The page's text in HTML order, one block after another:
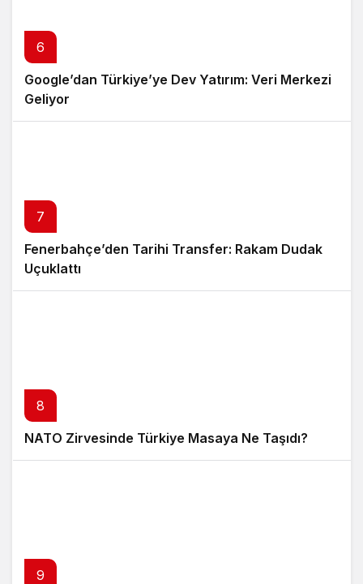
6
Google’dan Türkiye’ye Dev Yatırım: Veri Merkezi
Geliyor
7
Fenerbahçe’den Tarihi Transfer: Rakam Dudak
Uçuklattı
8
NATO Zirvesinde Türkiye Masaya Ne Taşıdı?
9